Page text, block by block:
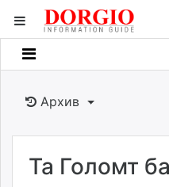
Мэдээллийн
Банк санхүү
Бизнес ААН
Төрийн
Архив
Та Голомт